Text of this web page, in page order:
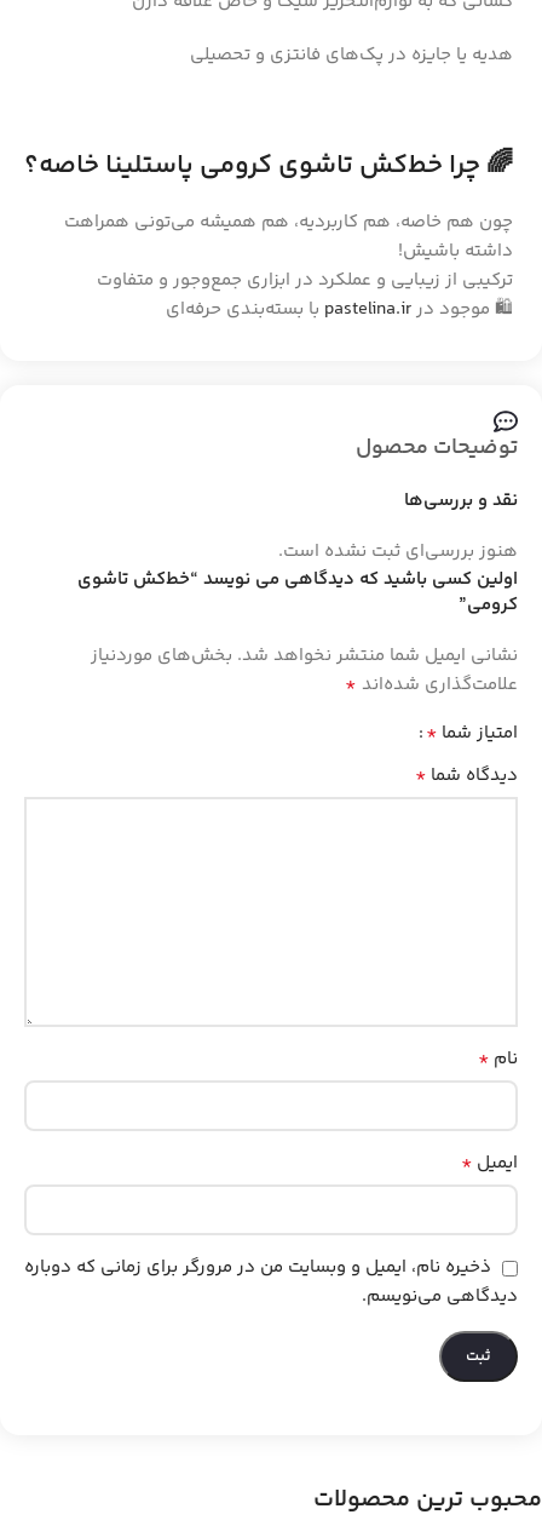
هدیه یا جایزه در پک‌های فانتزی و تحصیلی
🌈 چرا خط‌کش تاشوی کرومی پاستلینا خاصه؟
چون هم خاصه، هم کاربردیه، هم همیشه می‌تونی همراهت
داشته باشیش!
ترکیبی از زیبایی و عملکرد در ابزاری جمع‌وجور و متفاوت
🛍️ موجود درpastelina.ir با بسته‌بندی حرفه‌ای
توضیحات محصول
نقد و بررسی‌ها
هنوز بررسی‌ای ثبت نشده است.
اولین کسی باشید که دیدگاهی می نویسد “خط‌کش تاشوی
کرومی”
نشانی ایمیل شما منتشر نخواهد شد. بخش‌های موردنیاز
علامت‌گذاری شده‌اند *
امتیاز شما *
دیدگاه شما *
نام *
ایمیل *
ذخیره نام، ایمیل و وبسایت من در مرورگر برای زمانی که دوباره
دیدگاهی می‌نویسم.
محبوب ترین محصولات